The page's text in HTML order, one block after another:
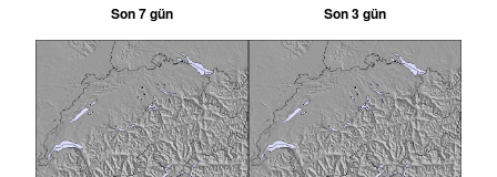
Son 7 gün Son 3 gün